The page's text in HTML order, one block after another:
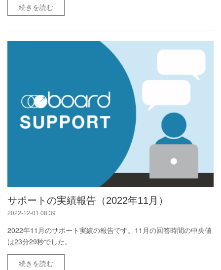
続きを読む
サポートの実績報告（2022年11月）
2022-12-01 08:39
2022年11月のサポート実績の報告です。11月の回答時間の中央値
は23分29秒でした。
続きを読む